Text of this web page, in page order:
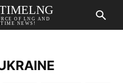
OF LNG AND
NEWS!